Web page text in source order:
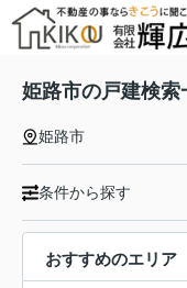
姫路市の戸建検索
姫路市
条件から探す
おすすめのエリア